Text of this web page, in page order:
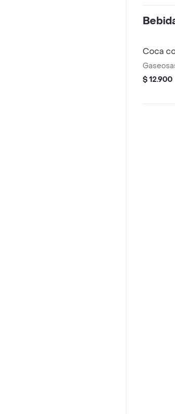
Coca
$ 12.900